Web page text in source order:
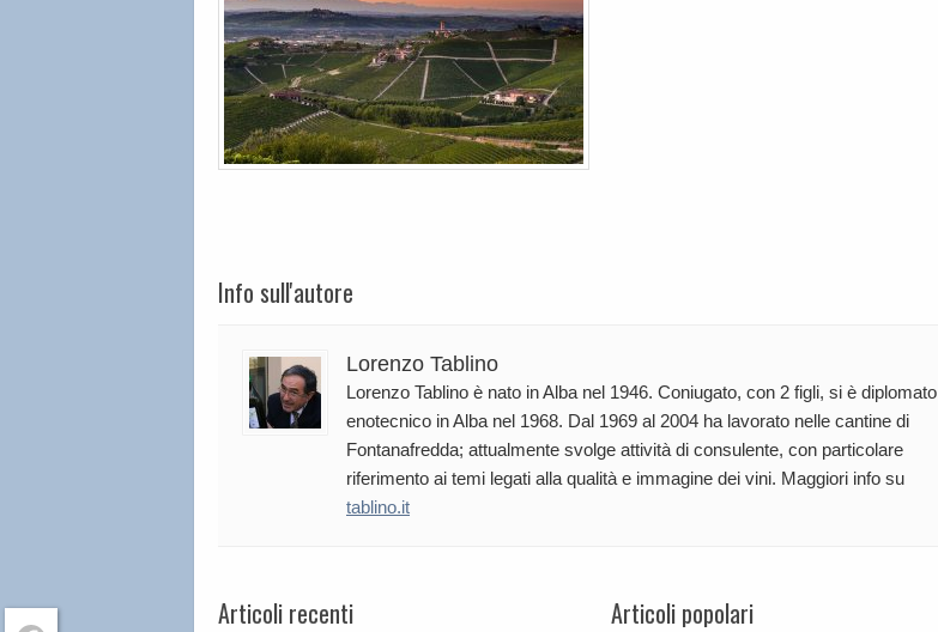
Info sull'autore
Lorenzo Tablino
Lorenzo Tablino è nato in Alba nel 1946. Coniugato, con 2 figli, si è diplomato
enotecnico in Alba nel 1968. Dal 1969 al 2004 ha lavorato nelle cantine di
Fontanafredda; attualmente svolge attività di consulente, con particolare
riferimento ai temi legati alla qualità e immagine dei vini. Maggiori info su
tablino.it
Articoli recenti Articoli popolari